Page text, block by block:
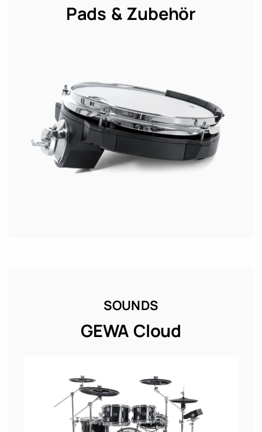
Pads & Zubehör
SOUNDS
GEWA Cloud